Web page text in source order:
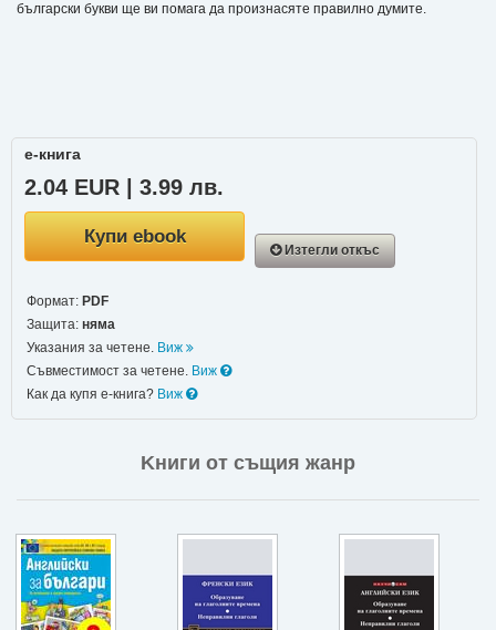
български букви ще ви помага да произнасяте правилно думите.
е-книга
2.04 EUR | 3.99 лв.
Купи ebook
Изтегли откъс
Формат: PDF
Защита: няма
Указания за четене. Виж
Съвместимост за четене. Виж
Как да купя е-книга? Виж
Kниги от същия жанр